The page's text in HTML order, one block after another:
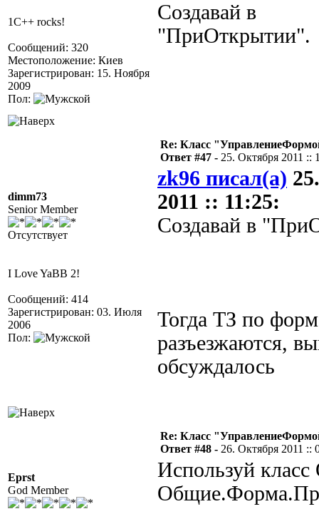
1C++ rocks!
Сообщений: 320
Местоположение: Киев
Зарегистрирован: 15. Ноября
2009
Пол:
Создавай в
"ПриОткрытии".
dimm73
Senior Member
Отсутствует
I Love YaBB 2!
Сообщений: 414
Зарегистрирован: 03. Июля
2006
Пол:
Re: Класс
Ответ #47 - 25. Октября 2011 ::
zk96 писал(а)
2011 :: 11:25:
Создавай в
Тогда ТЗ по
разъезжаются,
обсуждалось
Eprst
God Member
Re: Класс
Ответ #48 - 26. Октября 2011 ::
Используй